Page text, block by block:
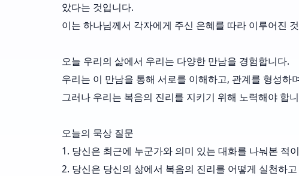
았다는 것입니다.
이는 하나님께서 각자에게 주신 은혜를 따라 이루어진
오늘 우리의 삶에서 우리는 다양한 만남을 경험합니다.
우리는 이 만남을 통해 서로를 이해하고, 관계를 형성하
그러나 우리는 복음의 진리를 지키기 위해 노력해야 합
오늘의 묵상 질문
1. 당신은 최근에 누군가와 의미 있는 대화를 나눠본 적
2. 당신은 당신의 삶에서 복음의 진리를 어떻게 실천하